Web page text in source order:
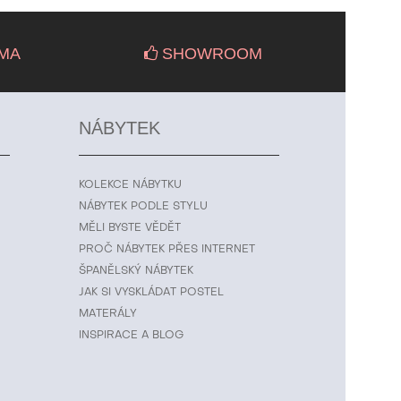
SHOWROOM
NÁBYTEK
KOLEKCE NÁBYTKU
NÁBYTEK PODLE STYLU
MĚLI BYSTE VĚDĚT
PROČ NÁBYTEK PŘES INTERNET
ŠPANĚLSKÝ NÁBYTEK
JAK SI VYSKLÁDAT POSTEL
MATERÁLY
INSPIRACE A BLOG